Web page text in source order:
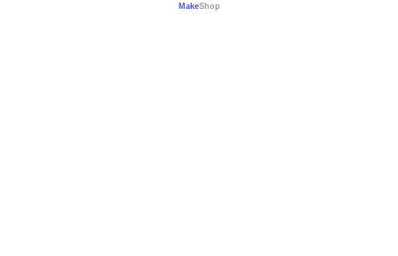
MakeShop